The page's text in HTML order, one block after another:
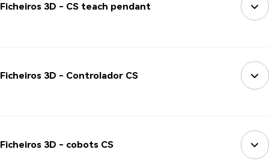
Ficheiros 3D - CS teach pendant
Ficheiros 3D - Controlador CS
Ficheiros 3D - cobots CS